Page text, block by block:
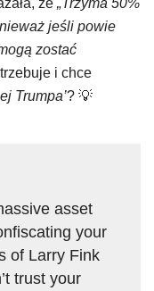
jeśli powie
zostać
i chce
Trumpa’? 💡
asset
your
of Larry Fink
trust your